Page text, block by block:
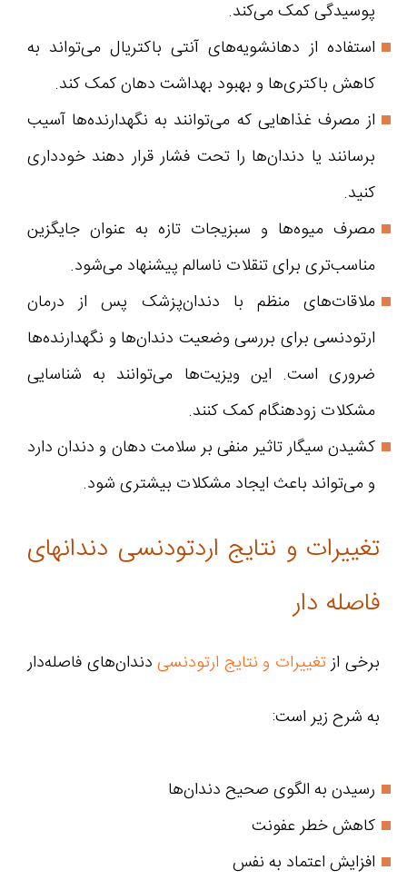
پوسیدگی کمک می‌کند.
استفاده از دهانشویه‌های آنتی باکتریال می‌تواند به
کاهش باکتری‌ها و بهبود بهداشت دهان کمک کند.
از مصرف غذاهایی که می‌توانند به نگهدارنده‌ها آسیب
برسانند یا دندان‌ها را تحت فشار قرار دهند خودداری
کنید.
مصرف میوه‌ها و سبزیجات تازه به عنوان جایگزین
مناسب‌تری برای تنقلات ناسالم پیشنهاد می‌شود.
ملاقات‌های منظم با دندان‌پزشک پس از درمان
ارتودنسی برای بررسی وضعیت دندان‌ها و نگهدارنده‌ها
ضروری است. این ویزیت‌ها می‌توانند به شناسایی
مشکلات زودهنگام کمک کنند.
کشیدن سیگار تاثیر منفی بر سلامت دهان و دندان دارد
و می‌تواند باعث ایجاد مشکلات بیشتری شود.
تغییرات و نتایج اردتودنسی دندانهای
فاصله دار
برخی ازتغییرات و نتایج ارتودنسیدندان‌های فاصله‌دار
به شرح زیر است:
رسیدن به الگوی صحیح دندان‌ها
کاهش خطر عفونت
افزایش اعتماد به نفس